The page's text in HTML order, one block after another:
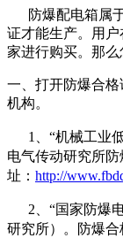
防爆配电箱属于
证才能生产。用
家进行购买。那
一、打开防爆合
机构。
1、 “机械工业
电气传动研究所
址： http://
2、“国家防爆电
研究所）。防爆合